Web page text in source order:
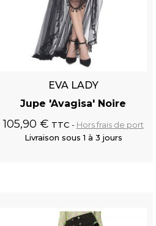
EVA LADY
Jupe 'Avagisa' Noire
105,90 € TTC
Hors frais de port
Livraison sous 1 à 3 jours